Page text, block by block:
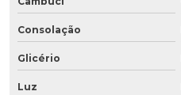
Consolação
Glicério
Luz